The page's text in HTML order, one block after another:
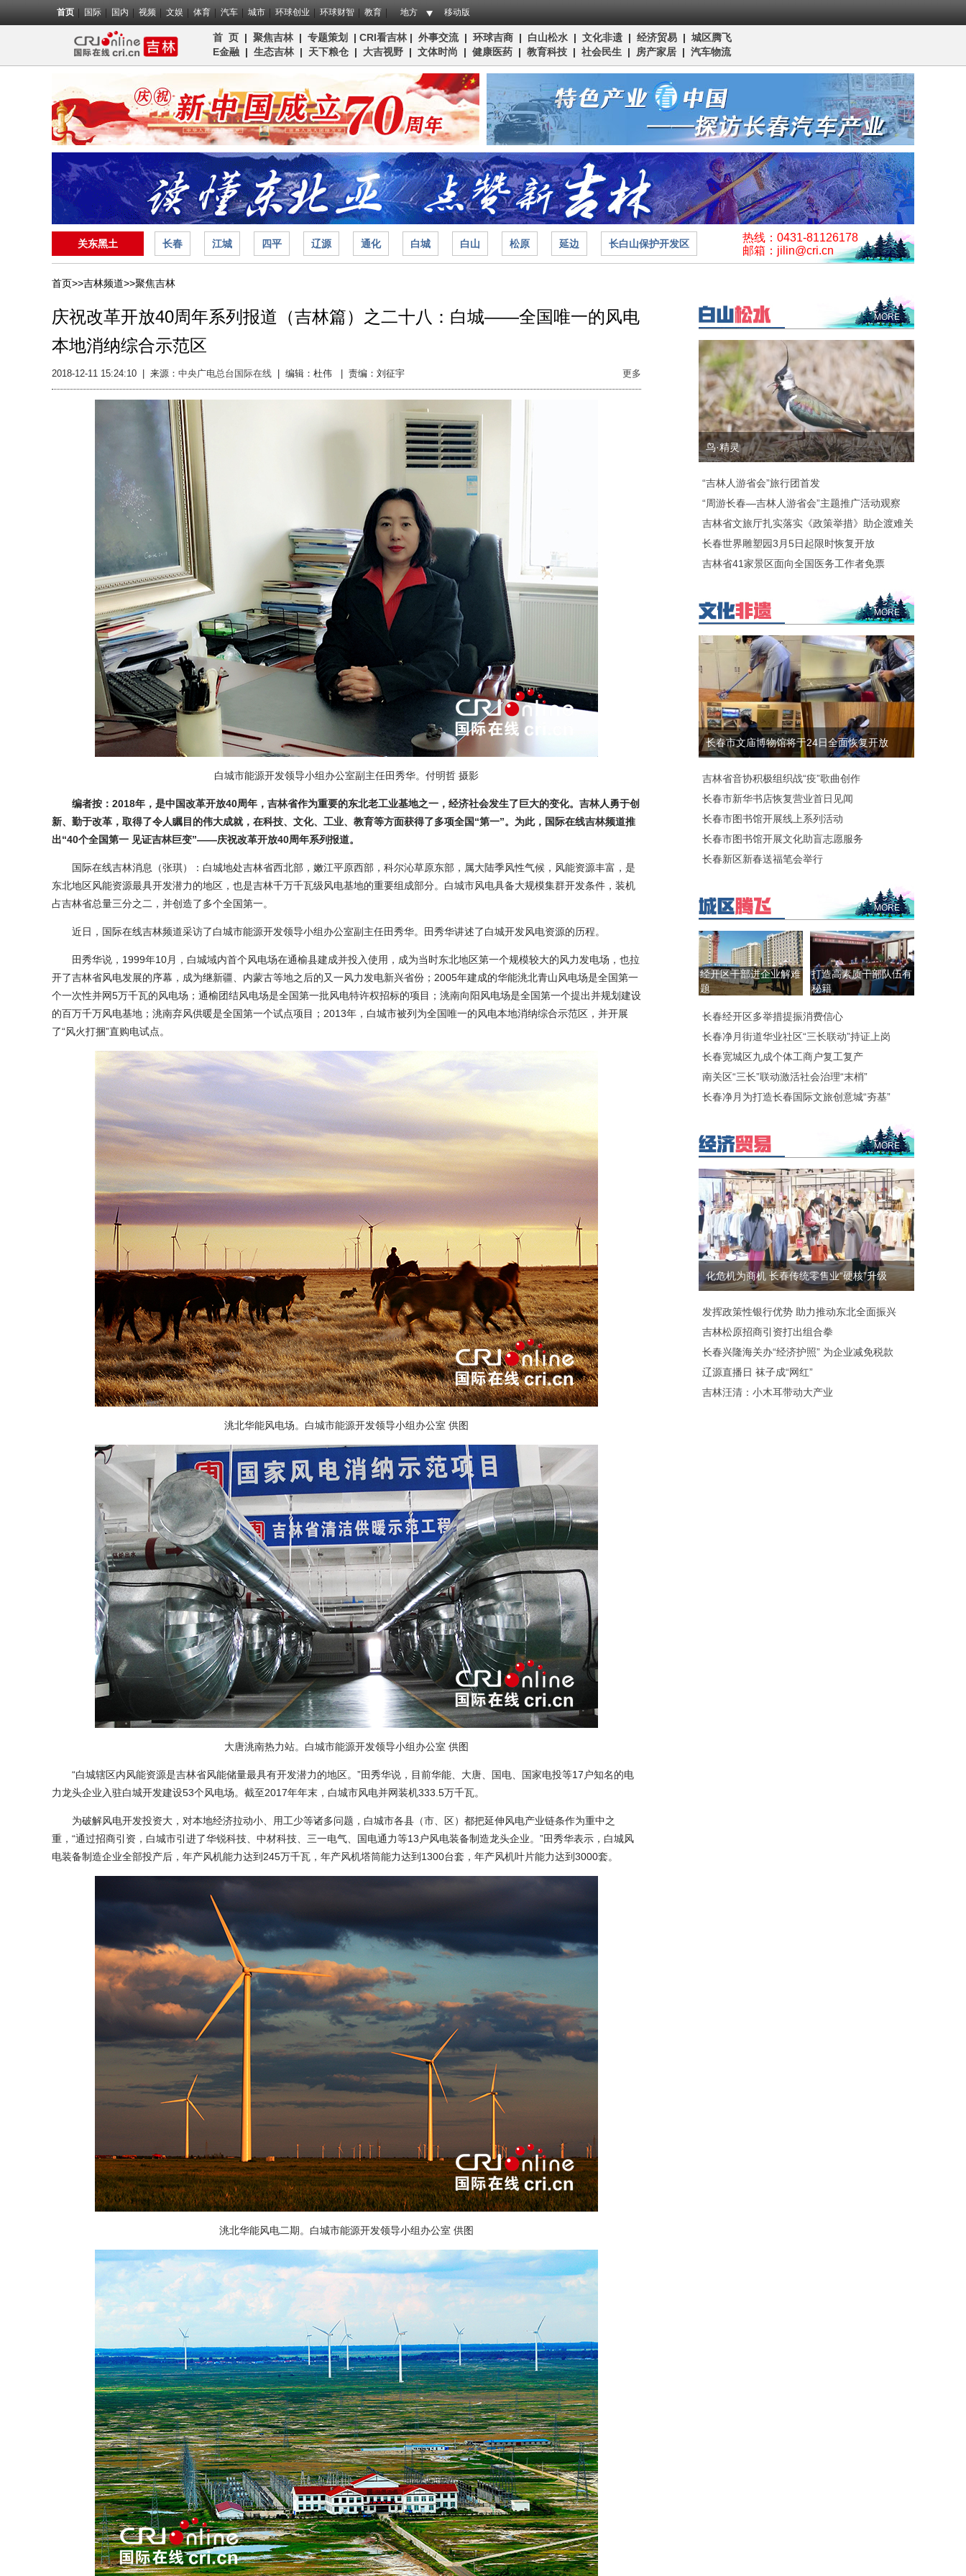
首页 国际 国内 视频 文娱 体育 汽车 城市 环球创业 环球财智 教育 地方 移动版
首 页 | 聚焦吉林| 专题策划 | CRI看吉林 | 外事交流| 环球吉商 | 白山松水 | 文化非遗 | 经济贸易 | 城区腾飞
E金融 | 生态吉林| 天下粮仓 | 大吉视野 | 文体时尚 | 健康医药 | 教育科技 | 社会民生 | 房产家居 | 汽车物流
关东黑土 长春 江城 四平 辽源 通化 白城 白山 松原 延边 长白山保护开发区
热线：0431-81126178
邮箱：jilin@cri.cn
首页>>吉林频道>>聚焦吉林
庆祝改革开放40周年系列报道（吉林篇）之二十八：白城——全国唯一的风电
本地消纳综合示范区
2018-12-11 15:24:10 来源： 中央广电总台国际在线 编辑：杜伟 | 责编：刘征宇 更多
白城市能源开发领导小组办公室副主任田秀华。付明哲 摄影
编者按：2018年，是中国改革开放40周年，吉林省作为重要的东北老工业基地之一，经济社会发生了巨大的变化。吉林人勇于创
新、勤于改革，取得了令人瞩目的伟大成就，在科技、文化、工业、教育等方面获得了多项全国“第一”。为此，国际在线吉林频道推
出“40个全国第一 见证吉林巨变”——庆祝改革开放40周年系列报道。
国际在线吉林消息（张琪）：白城地处吉林省西北部，嫩江平原西部，科尔沁草原东部，属大陆季风性气候，风能资源丰富，是
东北地区风能资源最具开发潜力的地区，也是吉林千万千瓦级风电基地的重要组成部分。白城市风电具备大规模集群开发条件，装机
占吉林省总量三分之二，并创造了多个全国第一。
近日，国际在线吉林频道采访了白城市能源开发领导小组办公室副主任田秀华。田秀华讲述了白城开发风电资源的历程。
田秀华说，1999年10月，白城域内首个风电场在通榆县建成并投入使用，成为当时东北地区第一个规模较大的风力发电场，也拉
开了吉林省风电发展的序幕，成为继新疆、内蒙古等地之后的又一风力发电新兴省份；2005年建成的华能洮北青山风电场是全国第一
个一次性并网5万千瓦的风电场；通榆团结风电场是全国第一批风电特许权招标的项目；洮南向阳风电场是全国第一个提出并规划建设
的百万千万风电基地；洮南弃风供暖是全国第一个试点项目；2013年，白城市被列为全国唯一的风电本地消纳综合示范区，并开展
了“风火打捆”直购电试点。
洮北华能风电场。白城市能源开发领导小组办公室 供图
大唐洮南热力站。白城市能源开发领导小组办公室 供图
“白城辖区内风能资源是吉林省风能储量最具有开发潜力的地区。”田秀华说，目前华能、大唐、国电、国家电投等17户知名的电
力龙头企业入驻白城开发建设53个风电场。截至2017年年末，白城市风电并网装机333.5万千瓦。
为破解风电开发投资大，对本地经济拉动小、用工少等诸多问题，白城市各县（市、区）都把延伸风电产业链条作为重中之
重，“通过招商引资，白城市引进了华锐科技、中材科技、三一电气、国电通力等13户风电装备制造龙头企业。”田秀华表示，白城风
电装备制造企业全部投产后，年产风机能力达到245万千瓦，年产风机塔筒能力达到1300台套，年产风机叶片能力达到3000套。
洮北华能风电二期。白城市能源开发领导小组办公室 供图
MORE
鸟·精灵
“吉林人游省会”旅行团首发
“周游长春—吉林人游省会”主题推广活动观察
吉林省文旅厅扎实落实《政策举措》助企渡难关
长春世界雕塑园3月5日起限时恢复开放
吉林省41家景区面向全国医务工作者免票
MORE
长春市文庙博物馆将于24日全面恢复开放
吉林省音协积极组织战“疫”歌曲创作
长春市新华书店恢复营业首日见闻
长春市图书馆开展线上系列活动
长春市图书馆开展文化助盲志愿服务
长春新区新春送福笔会举行
MORE
经开区干部进企业解难
题
打造高素质干部队伍有
秘籍
长春经开区多举措提振消费信心
长春净月街道华业社区“三长联动”持证上岗
长春宽城区九成个体工商户复工复产
南关区“三长”联动激活社会治理“末梢”
长春净月为打造长春国际文旅创意城“夯基”
MORE
化危机为商机 长春传统零售业“硬核”升级
发挥政策性银行优势 助力推动东北全面振兴
吉林松原招商引资打出组合拳
长春兴隆海关办“经济护照” 为企业减免税款
辽源直播日 袜子成“网红”
吉林汪清：小木耳带动大产业